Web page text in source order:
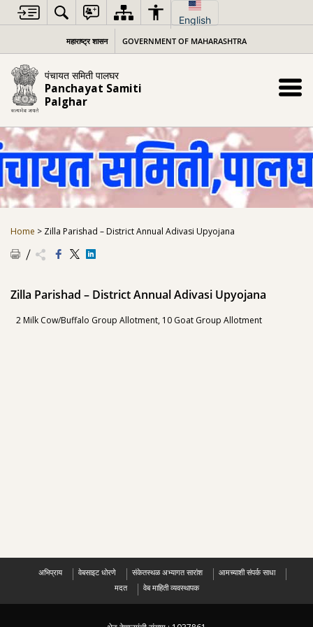
content
English
महाराष्ट्र शासन GOVERNMENT OF MAHARASHTRA
पंचायत समिती पालघर
Panchayat Samiti
Palghar
Home > Zilla Parishad – District Annual Adivasi Upyojana
Zilla Parishad – District Annual Adivasi Upyojana
2 Milk Cow/Buffalo Group Allotment, 10 Goat Group Allotment
अभिप्राय वेबसाइट धोरणे संकेतस्थळ अभ्यागत सारांश
आमच्याशी संपर्क साधा
मदत
वेब माहिती व्यवस्थापक